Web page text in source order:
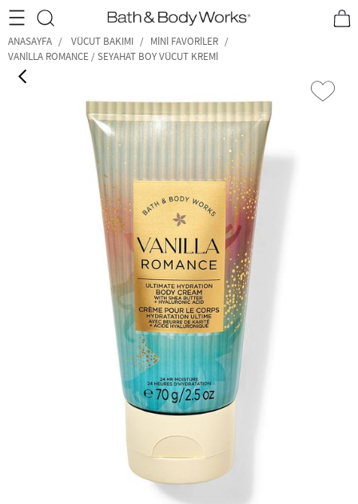
•2200₺ ve Üzeri Kargo Ücretsiz!• *Promosyon Detayları
ANASAYFA VÜCUT BAKIMI
MINI FAVORILER
VANILLA ROMANCE / SEYAHAT BOY VÜCUT KREMI